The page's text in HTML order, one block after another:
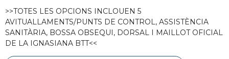
>>TOTES LES OPCIONS INCLOUEN 5
AVITUALLAMENTS/PUNTS DE CONTROL, ASSISTÈNCIA
SANITÀRIA, BOSSA OBSEQUI, DORSAL I MAILLOT OFICIAL
DE LA IGNASIANA BTT<<